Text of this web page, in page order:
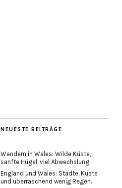
NEUESTE BEITRÄGE
Wandern in Wales: Wilde Küste,
sanfte Hügel, viel Abwechslung.
England und Wales: Städte, Küste
und überraschend wenig Regen.